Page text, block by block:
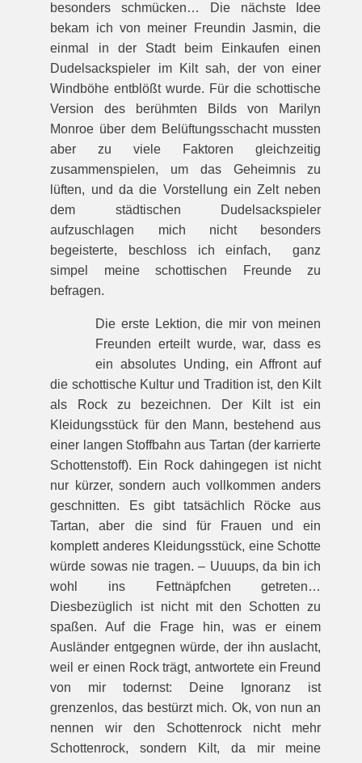
besonders schmücken… Die nächste Idee
bekam ich von meiner Freundin Jasmin, die
einmal in der Stadt beim Einkaufen einen
Dudelsackspieler im Kilt sah, der von einer
Windböhe entblößt wurde. Für die schottische
Version des berühmten Bilds von Marilyn
Monroe über dem Belüftungsschacht mussten
aber zu viele Faktoren gleichzeitig
zusammenspielen, um das Geheimnis zu
lüften, und da die Vorstellung ein Zelt neben
dem städtischen Dudelsackspieler
aufzuschlagen mich nicht besonders
begeisterte, beschloss ich einfach, ganz
simpel meine schottischen Freunde zu
befragen.
Die erste Lektion, die mir von meinen
Freunden erteilt wurde, war, dass es
ein absolutes Unding, ein Affront auf
die schottische Kultur und Tradition ist, den Kilt
als Rock zu bezeichnen. Der Kilt ist ein
Kleidungsstück für den Mann, bestehend aus
einer langen Stoffbahn aus Tartan (der karrierte
Schottenstoff). Ein Rock dahingegen ist nicht
nur kürzer, sondern auch vollkommen anders
geschnitten. Es gibt tatsächlich Röcke aus
Tartan, aber die sind für Frauen und ein
komplett anderes Kleidungsstück, eine Schotte
würde sowas nie tragen. – Uuuups, da bin ich
wohl ins Fettnäpfchen getreten…
Diesbezüglich ist nicht mit den Schotten zu
spaßen. Auf die Frage hin, was er einem
Ausländer entgegnen würde, der ihn auslacht,
weil er einen Rock trägt, antwortete ein Freund
von mir todernst: Deine Ignoranz ist
grenzenlos, das bestürzt mich. Ok, von nun an
nennen wir den Schottenrock nicht mehr
Schottenrock, sondern Kilt, da mir meine